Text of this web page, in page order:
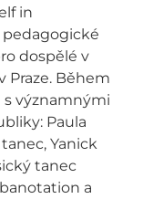
in
pedagogické
dospělé v
Praze. Během
významnými
Paula
Yanick
tanec
a